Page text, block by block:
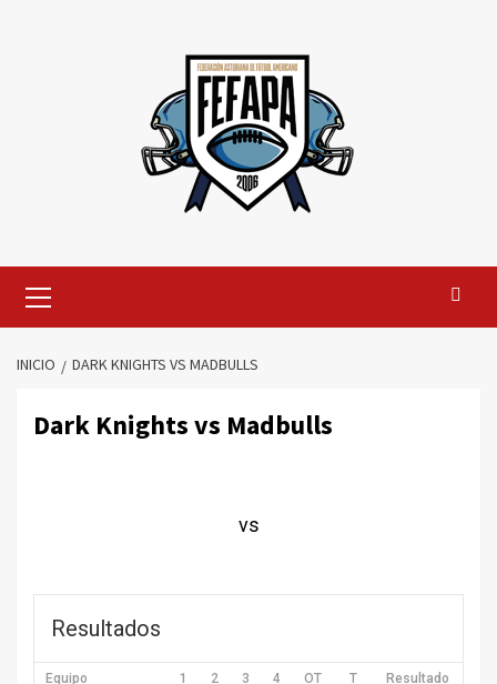
primario
INICIO DARK KNIGHTS VS MADBULLS
Dark Knights vs Madbulls
vs
Resultados
Equipo 1 2 3 4 OT T Resultado